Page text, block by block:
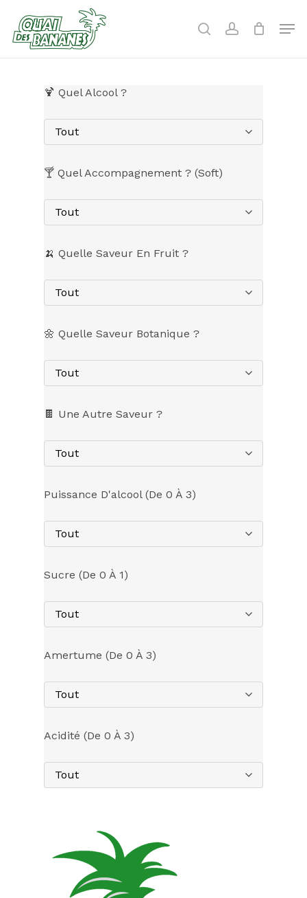
main
content
searchaccount
🍹 Quel Alcool ?
Tout
🍸 Quel Accompagnement ? (Soft)
Tout
🍌 Quelle Saveur En Fruit ?
Tout
🌼 Quelle Saveur Botanique ?
Tout
🍫 Une Autre Saveur ?
Tout
Puissance D'alcool (de 0 À 3)
Tout
Sucre (de 0 À 1)
Tout
Amertume (de 0 À 3)
Tout
Acidité (de 0 À 3)
Tout